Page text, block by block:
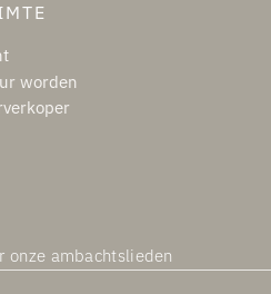
worden
onze ambachtslieden